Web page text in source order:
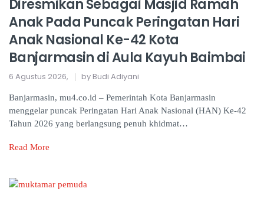
Diresmikan Sebagai Masjid Ramah
Anak Pada Puncak Peringatan Hari
Anak Nasional Ke-42 Kota
Banjarmasin di Aula Kayuh Baimbai
6 Agustus 2026, by Budi Adiyani
Banjarmasin, mu4.co.id – Pemerintah Kota Banjarmasin
menggelar puncak Peringatan Hari Anak Nasional (HAN) Ke-42
Tahun 2026 yang berlangsung penuh khidmat…
Read More